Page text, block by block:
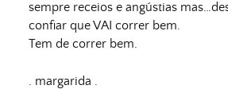
sempre receios e angústias
confiar que VAI correr bem.
Tem de correr bem.
. margarida .